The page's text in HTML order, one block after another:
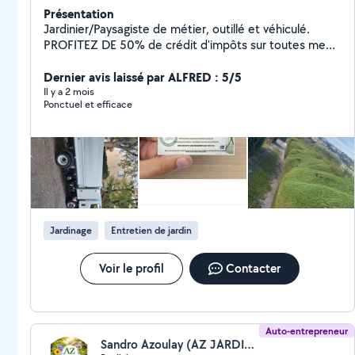
Présentation
Jardinier/Paysagiste de métier, outillé et véhiculé.
PROFITEZ DE 50% de crédit d'impôts sur toutes me
vos jardins. Tonte, taille, élagage, debroussaillage,
désherbage ... Entretien complet et Création clés en
mains.. Http://www.lovera-jardins-piscines . Com Je
88 50 73 46 Cdt, Lovera
Dernier avis laissé par ALFRED : 5/5
Il y a 2 mois
Ponctuel et efficace
Jardinage Entretien de jardin
Voir le profil Contacter
Auto-entrepreneur
Sandro Azoulay (AZ JARDINS)